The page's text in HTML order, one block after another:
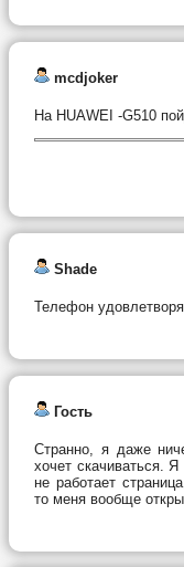
mcdjoker
На HUAWEI -G510
Shade
Телефон
Гость
Странно, я даже
хочет скачиваться.
не работает
то меня вообще